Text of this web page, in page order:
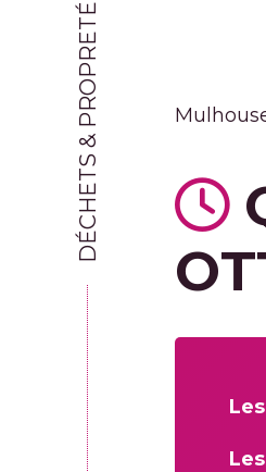
DÉCHETS & PROPRETÉ